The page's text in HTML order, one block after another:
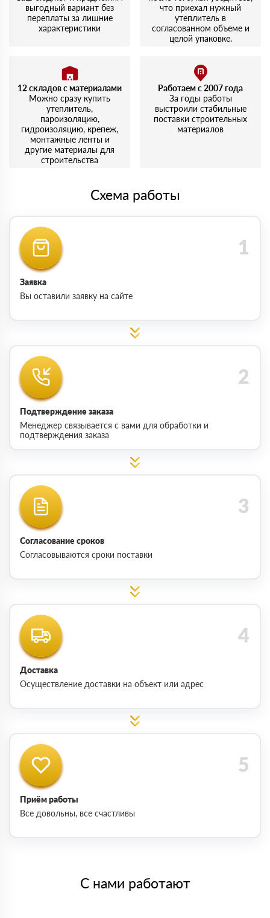
выгодный вариант без
переплаты за лишние
характеристики
что приехал нужный
утеплитель в
согласованном объеме и
целой упаковке.
12 складов с материалами
Можно сразу купить
утеплитель,
пароизоляцию,
гидроизоляцию, крепеж,
монтажные ленты и
другие материалы для
строительства
Работаем с 2007 года
За годы работы
выстроили стабильные
поставки строительных
материалов
Схема работы
Заявка
Вы оставили заявку на сайте
Подтверждение заказа
Менеджер связывается с вами для обработки и
подтверждения заказа
Согласование сроков
Согласовываются сроки поставки
Доставка
Осуществление доставки на объект или адрес
Приём работы
Все довольны, все счастливы
С нами работают